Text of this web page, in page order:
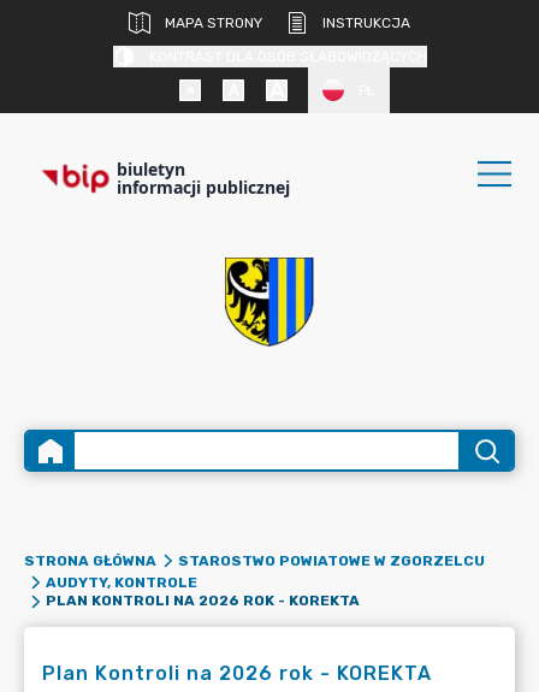
MAPA STRONY
INSTRUKCJA
biuletyn
informacji publicznej
STRONA GŁÓWNA
STAROSTWO POWIATOWE W ZGORZELCU
AUDYTY, KONTROLE
PLAN KONTROLI NA 2026 ROK - KOREKTA
Plan Kontroli na 2026 rok - KOREKTA